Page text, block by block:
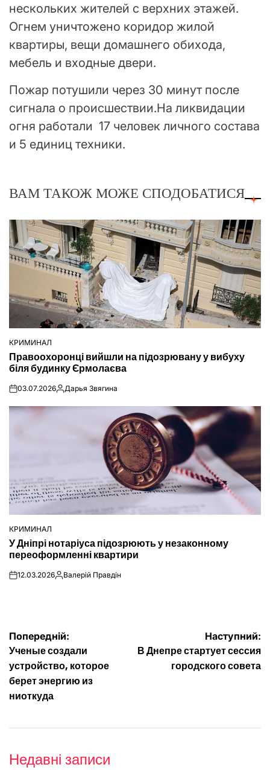
нескольких жителей с верхних этажей.
Огнем уничтожено коридор жилой
квартиры, вещи домашнего обихода,
мебель и входные двери.
Пожар потушили через 30 минут после
сигнала о происшествии.На ликвидации
огня работали 17 человек личного состава
и 5 единиц техники.
ВАМ ТАКОЖ МОЖЕ СПОДОБАТИСЯ
ОПУБЛІКУВАТИ
КРИМИНАЛ
Правоохоронці вийшли на підозрювану у вибуху
біля будинку Єрмолаєва
on03.07.2026Опубліковано
Дарья Звягина
ОПУБЛІКУВАТИ
У
КРИМИНАЛ
У Дніпрі нотаріуса підозрюють у незаконному
переоформленні квартири
on12.03.2026Опубліковано
Валерій Правдін
Навігація
записів
Попередній:
Ученые создали
устройство, которое
берет энергию из
ниоткуда
Наступний:
В Днепре стартует сессия
городского совета
Недавні записи